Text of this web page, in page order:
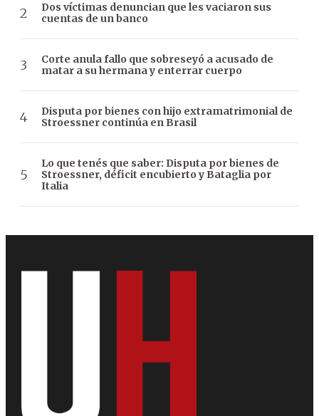
Dos víctimas denuncian que les vaciaron sus
cuentas de un banco
Corte anula fallo que sobreseyó a acusado de
matar a su hermana y enterrar cuerpo
Disputa por bienes con hijo extramatrimonial de
Stroessner continúa en Brasil
Lo que tenés que saber: Disputa por bienes de
Stroessner, déficit encubierto y Bataglia por
Italia